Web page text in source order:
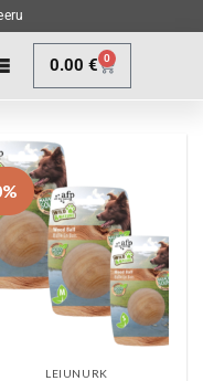
0.00€ 0
LEIUNURK